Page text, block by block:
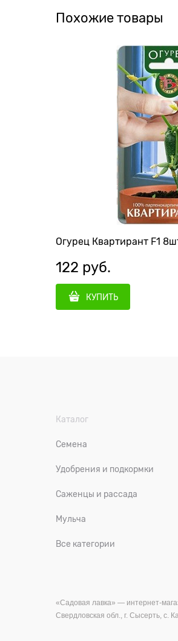
Похожие товары
122 руб.
КУПИТЬ
Каталог
Семена
Удобрения и подкормки
Саженцы и рассада
Мульча
Все категории
«Садовая лавка» — интернет-
Свердловская обл., г. Сысерть, с.